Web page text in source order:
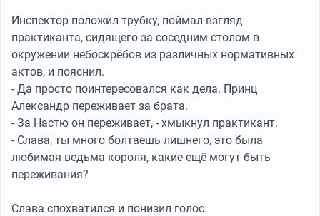
Инспектор положил трубку, поймал взгляд
практиканта, сидящего за соседним столом в
окружении небоскрёбов из различных нормативных
актов, и пояснил.
- Да просто поинтересовался как дела. Принц
Александр переживает за брата.
- За Настю он переживает, - хмыкнул практикант.
- Слава, ты много болтаешь лишнего, это была
любимая ведьма короля, какие ещё могут быть
переживания?
Слава спохватился и понизил голос.